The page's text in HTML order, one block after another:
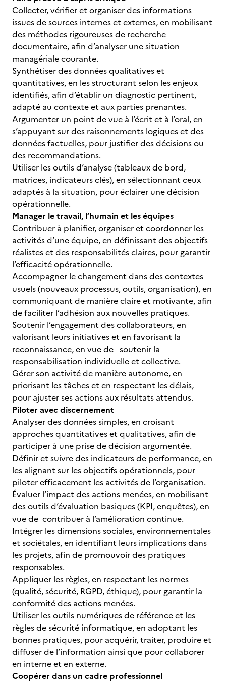
Collecter, vérifier et organiser des informations
issues de sources internes et externes, en mobilisant
des méthodes rigoureuses de recherche
documentaire, afin d’analyser une situation
managériale courante.
Synthétiser des données qualitatives et
quantitatives, en les structurant selon les enjeux
identifiés, afin d’établir un diagnostic pertinent,
adapté au contexte et aux parties prenantes.
Argumenter un point de vue à l’écrit et à l’oral, en
s’appuyant sur des raisonnements logiques et des
données factuelles, pour justifier des décisions ou
des recommandations.
Utiliser les outils d’analyse (tableaux de bord,
matrices, indicateurs clés), en sélectionnant ceux
adaptés à la situation, pour éclairer une décision
opérationnelle.
Manager le travail, l’humain et les équipes
Contribuer à planifier, organiser et coordonner les
activités d’une équipe, en définissant des objectifs
réalistes et des responsabilités claires, pour garantir
l’efficacité opérationnelle.
Accompagner le changement dans des contextes
usuels (nouveaux processus, outils, organisation), en
communiquant de manière claire et motivante, afin
de faciliter l’adhésion aux nouvelles pratiques.
Soutenir l’engagement des collaborateurs, en
valorisant leurs initiatives et en favorisant la
reconnaissance, en vue de soutenir la
responsabilisation individuelle et collective.
Gérer son activité de manière autonome, en
priorisant les tâches et en respectant les délais,
pour ajuster ses actions aux résultats attendus.
Piloter avec discernement
Analyser des données simples, en croisant
approches quantitatives et qualitatives, afin de
participer à une prise de décision argumentée.
Définir et suivre des indicateurs de performance, en
les alignant sur les objectifs opérationnels, pour
piloter efficacement les activités de l’organisation.
Évaluer l’impact des actions menées, en mobilisant
des outils d’évaluation basiques (KPI, enquêtes), en
vue de contribuer à l’amélioration continue.
Intégrer les dimensions sociales, environnementales
et sociétales, en identifiant leurs implications dans
les projets, afin de promouvoir des pratiques
responsables.
Appliquer les règles, en respectant les normes
(qualité, sécurité, RGPD, éthique), pour garantir la
conformité des actions menées.
Utiliser les outils numériques de référence et les
règles de sécurité informatique, en adoptant les
bonnes pratiques, pour acquérir, traiter, produire et
diffuser de l’information ainsi que pour collaborer
en interne et en externe.
Coopérer dans un cadre professionnel